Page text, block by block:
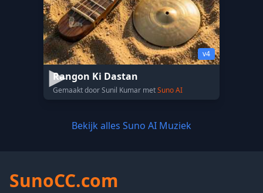
v4
Rangon Ki Dastan
Gemaakt door Sunil Kumar metSuno AI
Bekijk alles Suno AI Muziek
SunoCC.com